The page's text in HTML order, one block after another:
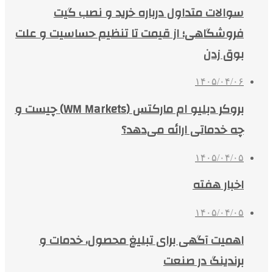
سوالات متداول درباره خرید و نصب گیت
فروشگاهی؛ از قیمت تا تنظیم حساسیت و علت
بوق زدن
۱۴۰۵/۰۴/۰۶
بروکر دبلیو ام مارکتس (WM Markets) چیست و
چه خدماتی ارائه می‌دهد؟
۱۴۰۵/۰۴/۰۵
اخبار هفته
۱۴۰۵/۰۴/۰۵
اهمیت آگهی برای تبلیغ محصول، خدمات و
برندینگ در صنعت